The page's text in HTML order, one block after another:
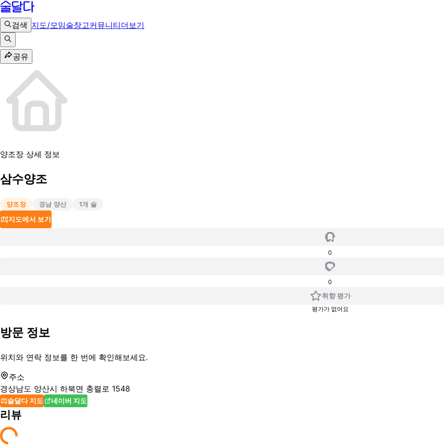
검색 지도/모임술장고커뮤니티더보기
공유
양조장 상세 정보
삼수양조
양조장 경남 양산 1개 술
지도에서 보기
0
0
취향 평가
평가가 없어요
방문 정보
위치와 연락 정보를 한 번에 확인해보세요.
주소
경상남도 양산시 하북면 충렬로 1548
술달다 지도 네이버 지도
리뷰